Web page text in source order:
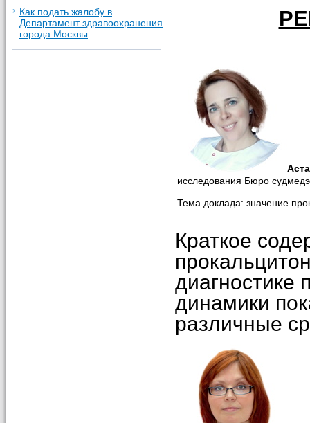
исследования Бюро
Тема доклада: значение
Краткое
диагностике
динамики
различные
Как подать жалобу в
Департамент здравоохранения
города Москвы